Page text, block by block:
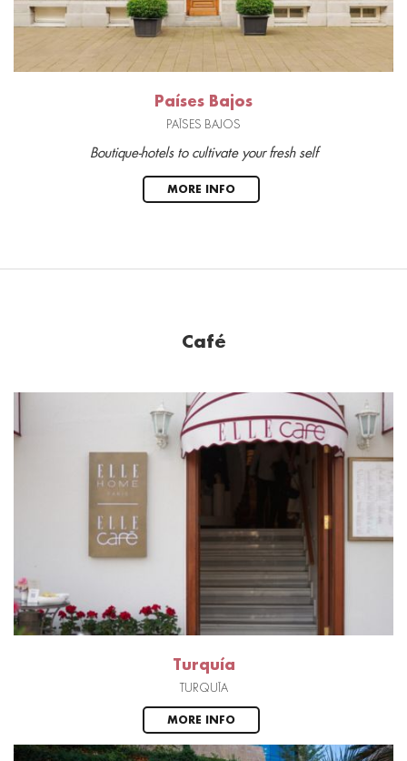
Países Bajos
PAÍSES BAJOS
Boutique-hotels to cultivate your fresh self
MORE INFO
Café
Turquía
TURQUÍA
MORE INFO